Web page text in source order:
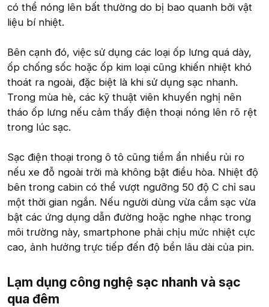
có thể nóng lên bất thường do bị bao quanh bởi vật
liệu bí nhiệt.
Bên cạnh đó, việc sử dụng các loại ốp lưng quá dày,
ốp chống sốc hoặc ốp kim loại cũng khiến nhiệt khó
thoát ra ngoài, đặc biệt là khi sử dụng sạc nhanh.
Trong mùa hè, các kỹ thuật viên khuyến nghị nên
tháo ốp lưng nếu cảm thấy điện thoại nóng lên rõ rệt
trong lúc sạc.
Sạc điện thoại trong ô tô cũng tiềm ẩn nhiều rủi ro
nếu xe đỗ ngoài trời mà không bật điều hòa. Nhiệt độ
bên trong cabin có thể vượt ngưỡng 50 độ C chỉ sau
một thời gian ngắn. Nếu người dùng vừa cắm sạc vừa
bật các ứng dụng dẫn đường hoặc nghe nhạc trong
môi trường này, smartphone phải chịu mức nhiệt cực
cao, ảnh hưởng trực tiếp đến độ bền lâu dài của pin.
Lạm dụng công nghệ sạc nhanh và sạc
qua đêm​